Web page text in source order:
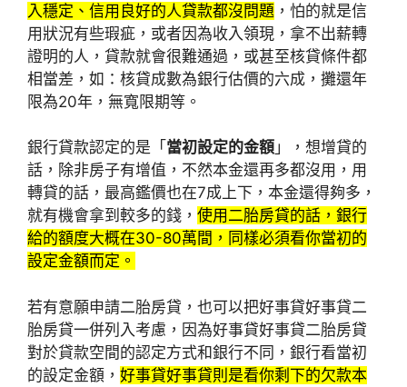
入穩定、信用良好的人貸款都沒問題 ，怕的就是信
用狀況有些瑕疵，或者因為收入領現，拿不出薪轉
證明的人，貸款就會很難通過，或甚至核貸條件都
相當差，如：核貸成數為銀行估價的六成，攤還年
限為20年，無寬限期等。
銀行貸款認定的是「 當初設定的金額 」，想增貸的
話，除非房子有增值，不然本金還再多都沒用，用
轉貸的話，最高鑑價也在7成上下，本金還得夠多，
就有機會拿到較多的錢， 使用二胎房貸的話，銀行
給的額度大概在30-80萬間，同樣必須看你當初的
設定金額而定。
若有意願申請二胎房貸，也可以把好事貸好事貸二
胎房貸一併列入考慮，因為好事貸好事貸二胎房貸
對於貸款空間的認定方式和銀行不同，銀行看當初
的設定金額， 好事貸好事貸則是看你剩下的欠款本